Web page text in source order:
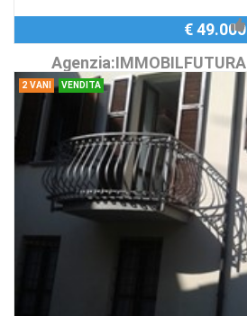
Agenzia:IMMOBILFUTURA
€ 49.000
2 VANI VENDITA